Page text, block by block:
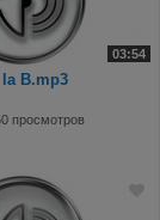
03:54
B.mp3
просмотров